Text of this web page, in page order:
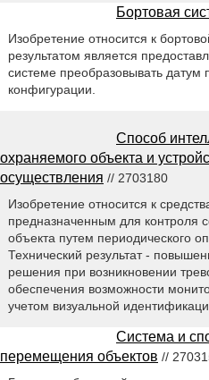
Бортовая
Изобретение относится к
результатом является
системе преобразовывать датум
конфигурации.
Способ
охраняемого объекта и
осуществления // 2703180
Изобретение относится к
предназначенным для контроля
объекта путем периодического
Технический результат -
решения при возникновении
обеспечения возможности
учетом визуальной
Система и
перемещения объектов //